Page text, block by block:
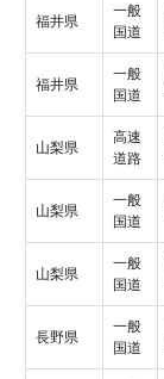
福井県
一般
国道
福井県
一般
国道
山梨県
高速
道路
山梨県
一般
国道
山梨県
一般
国道
長野県
一般
国道